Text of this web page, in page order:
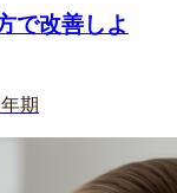
で改善しよ
期